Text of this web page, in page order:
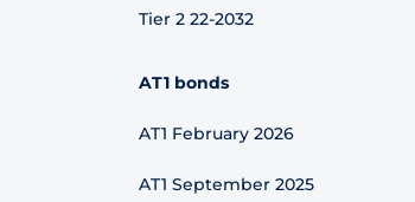
Tier 2 22-2032
AT1 bonds
AT1 February 2026
AT1 September 2025